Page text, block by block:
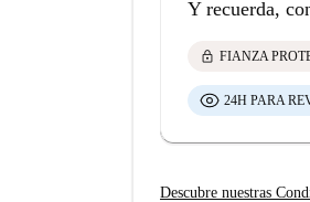
Y recuerda,
lock FIANZA
24H PARA
Descubre nuestras